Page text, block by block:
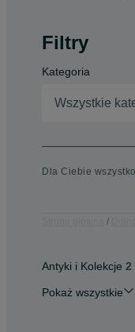
Filtry
Kategoria
Wszystkie
Dla Ciebie
Antyki i Kolekcje 2
Pokaż wszystkie